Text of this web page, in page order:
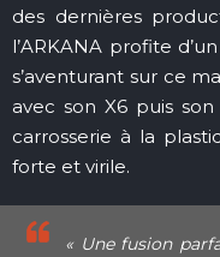
des dernières
l’ARKANA profite
s’aventurant sur ce
avec son X6 puis
carrosserie à la
forte et virile.
« Une fusion